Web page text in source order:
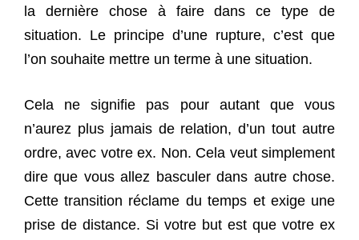
la dernière chose à faire dans ce type de
situation. Le principe d’une rupture, c’est que
l’on souhaite mettre un terme à une situation.
Cela ne signifie pas pour autant que vous
n’aurez plus jamais de relation, d’un tout autre
ordre, avec votre ex. Non. Cela veut simplement
dire que vous allez basculer dans autre chose.
Cette transition réclame du temps et exige une
prise de distance. Si votre but est que votre ex